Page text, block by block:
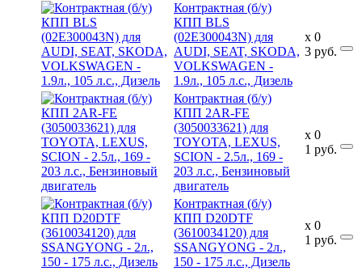
Контрактная (б/у)
КПП BLS
(02E300043N) для
AUDI, SEAT, SKODA,
VOLKSWAGEN -
1.9л., 105 л.с., Дизель
x
3
0
руб.
Контрактная (б/у)
КПП 2AR-FE
(3050033621) для
TOYOTA, LEXUS,
SCION - 2.5л., 169 -
203 л.с., Бензиновый
двигатель
x
1
0
руб.
Контрактная (б/у)
КПП D20DTF
(3610034120) для
SSANGYONG - 2л.,
150 - 175 л.с., Дизель
x
1
0
руб.